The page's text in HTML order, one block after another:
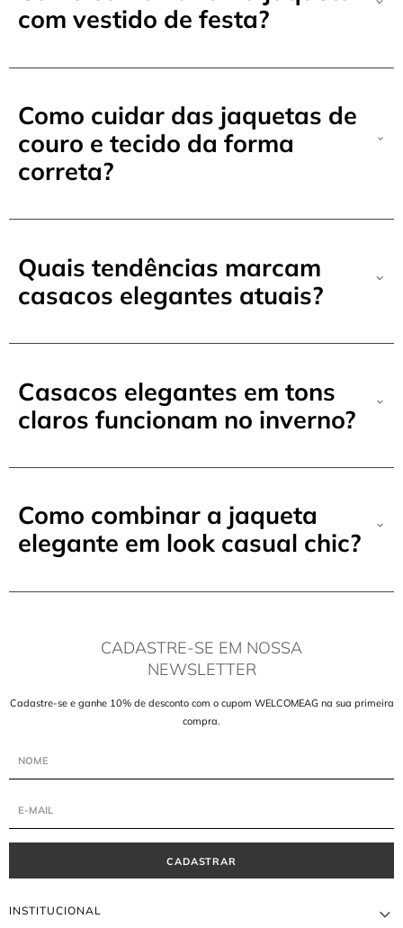
com vestido de festa?
Como cuidar das jaquetas de
couro e tecido da forma
correta?
Quais tendências marcam
casacos elegantes atuais?
Casacos elegantes em tons
claros funcionam no inverno?
Como combinar a jaqueta
elegante em look casual chic?
CADASTRE-SE EM NOSSA
NEWSLETTER
Cadastre-se e ganhe 10% de desconto com o cupom WELCOMEAG na sua primeira
compra.
CADASTRAR
INSTITUCIONAL